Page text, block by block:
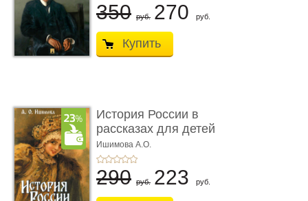
350 руб. 270 руб.
Купить
История России в
рассказах для детей
Ишимова А.О.
290 руб. 223 руб.